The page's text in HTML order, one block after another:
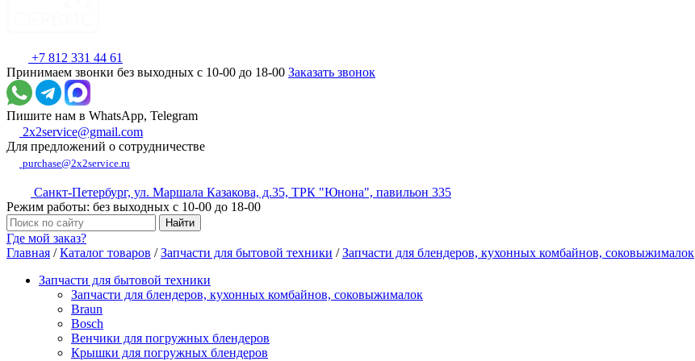
+7 812 331 44 61
Принимаем звонки без выходных с 10-00 до 18-00 Заказать звонок
Пишите нам в WhatsApp, Telegram
2x2service@gmail.com
Для предложений о сотрудничестве
purchase@2x2service.ru
Санкт-Петербург, ул. Маршала Казакова, д.35, ТРК "Юнона", павильон 335
Режим работы: без выходных с 10-00 до 18-00
Где мой заказ?
Главная /Каталог товаров /Запчасти для бытовой техники /Запчасти для блендеров, кухонных комбайнов, соковыжималок
Запчасти для бытовой техники
Запчасти для блендеров, кухонных комбайнов, соковыжималок
Braun
Bosch
Венчики для погружных блендеров
Крышки для погружных блендеров